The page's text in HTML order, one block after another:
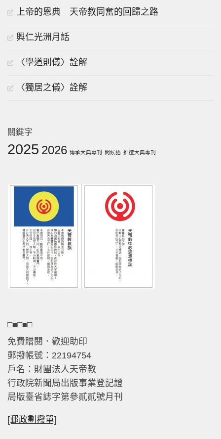
上帝的恩典 天帝教同奮的回歸之路
興仁光洲月話
〈學道則儀〉詮解
〈獨居之儀〉詮解
關鍵字
2025 2026 傳承大典專刊 問候語 推選大典專刊
□■□■□
免費贈閱．歡迎助印
郵撥帳號：22194754
戶名：財團法人天帝教
行政院新聞局出版事業登記證
局版臺省誌字第參貳貳號月刊
[郵政劃撥單]